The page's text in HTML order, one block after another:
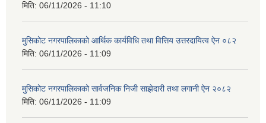
मिति: 06/11/2026 - 11:10
मुसिकोट नगरपालिकाको आर्थिक कार्यविधि तथा वित्तिय उत्तरदायित्व ऐन ०८२
मिति: 06/11/2026 - 11:09
मुसिकोट नगरपालिकाको सार्वजनिक निजी साझेदारी तथा लगानी ऐन २०८२
मिति: 06/11/2026 - 11:09